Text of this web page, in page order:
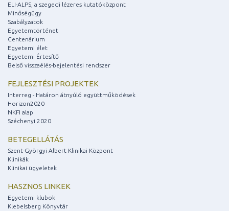
ELI-ALPS, a szegedi lézeres kutatóközpont
Minőségügy
Szabályzatok
Egyetemtörténet
Centenárium
Egyetemi élet
Egyetemi Értesítő
Belső visszaélés-bejelentési rendszer
FEJLESZTÉSI PROJEKTEK
Interreg - Határon átnyúló együttműködések
Horizon2020
NKFI alap
Széchenyi 2020
BETEGELLÁTÁS
Szent-Györgyi Albert Klinikai Központ
Klinikák
Klinikai ügyeletek
HASZNOS LINKEK
Egyetemi klubok
Klebelsberg Könyvtár